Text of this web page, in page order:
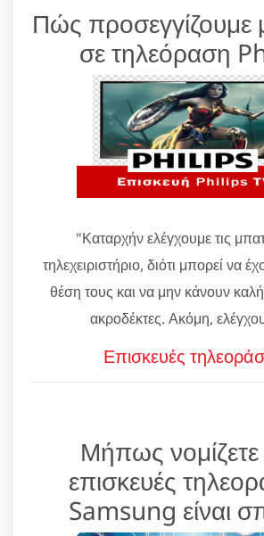
Πώς προσεγγίζουμε
σε τηλεόραση
"Καταρχήν ελέγχουμε τις
τηλεχειριστήριο, διότι μπορεί να
θέση τους και να μην κάνουν
ακροδέκτες. Ακόμη,
Επισκευές
Μήπως νομίζετε
επισκευές
Samsung είναι